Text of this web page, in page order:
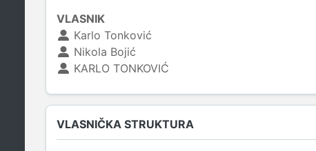
VLASNIK
Karlo Tonković
Nikola Bojić
KARLO TONKOVIĆ
VLASNIČKA STRUKTURA